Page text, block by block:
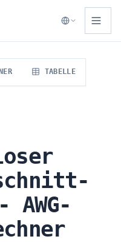
TABELLE
AWG-